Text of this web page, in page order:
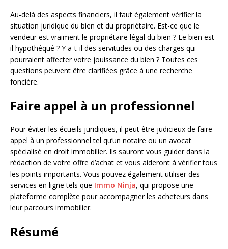
Au-delà des aspects financiers, il faut également vérifier la
situation juridique du bien et du propriétaire. Est-ce que le
vendeur est vraiment le propriétaire légal du bien ? Le bien est-
il hypothéqué ? Y a-t-il des servitudes ou des charges qui
pourraient affecter votre jouissance du bien ? Toutes ces
questions peuvent être clarifiées grâce à une recherche
foncière.
Faire appel à un professionnel
Pour éviter les écueils juridiques, il peut être judicieux de faire
appel à un professionnel tel qu’un notaire ou un avocat
spécialisé en droit immobilier. Ils sauront vous guider dans la
rédaction de votre offre d’achat et vous aideront à vérifier tous
les points importants. Vous pouvez également utiliser des
services en ligne tels que Immo Ninja, qui propose une
plateforme complète pour accompagner les acheteurs dans
leur parcours immobilier.
Résumé